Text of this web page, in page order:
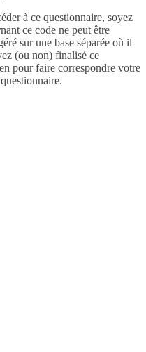
à ce questionnaire, soyez
ce code ne peut être
sur une base séparée où il
(ou non) finalisé ce
pour faire correspondre votre